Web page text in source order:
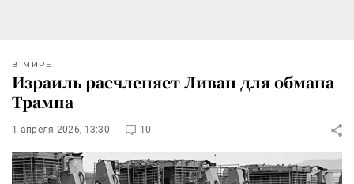
В МИРЕ
Израиль расчленяет Ливан для обмана
Трампа
1 апреля 2026, 13:30 10